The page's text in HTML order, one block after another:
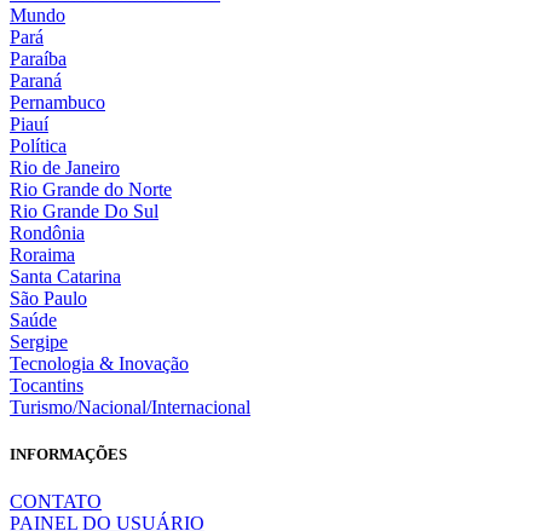
Mundo
Pará
Paraíba
Paraná
Pernambuco
Piauí
Política
Rio de Janeiro
Rio Grande do Norte
Rio Grande Do Sul
Rondônia
Roraima
Santa Catarina
São Paulo
Saúde
Sergipe
Tecnologia & Inovação
Tocantins
Turismo/Nacional/Internacional
INFORMAÇÕES
CONTATO
PAINEL DO USUÁRIO